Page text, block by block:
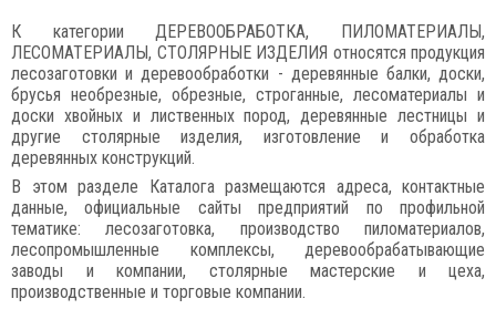
К категории ДЕРЕВООБРАБОТКА, ПИЛОМАТЕРИАЛЫ,
ЛЕСОМАТЕРИАЛЫ, СТОЛЯРНЫЕ ИЗДЕЛИЯ относятся продукция
лесозаготовки и деревообработки - деревянные балки, доски,
брусья необрезные, обрезные, строганные, лесоматериалы и
доски хвойных и лиственных пород, деревянные лестницы и
другие столярные изделия, изготовление и обработка
деревянных конструкций.
В этом разделе Каталога размещаются адреса, контактные
данные, официальные сайты предприятий по профильной
тематике: лесозаготовка, производство пиломатериалов,
лесопромышленные комплексы, деревообрабатывающие
заводы и компании, столярные мастерские и цеха,
производственные и торговые компании.